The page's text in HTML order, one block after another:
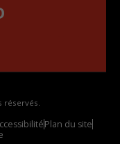
Plan du site